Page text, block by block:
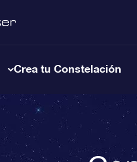
Crea tu Constelación